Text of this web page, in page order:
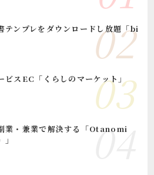
テンプレをダウンロードし放題「bi
ビスEC「くらしのマーケット」
業・兼業で解決する「Otanomi